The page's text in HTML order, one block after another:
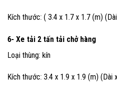
Kích thước: ( 3.4 x 1.7 x 1.7 (m)
6- Xe tải 2 tấn tải chở hàng
Loại thùng: kín
Kích thước: 3.4 x 1.9 x 1.9 (m) (Dài